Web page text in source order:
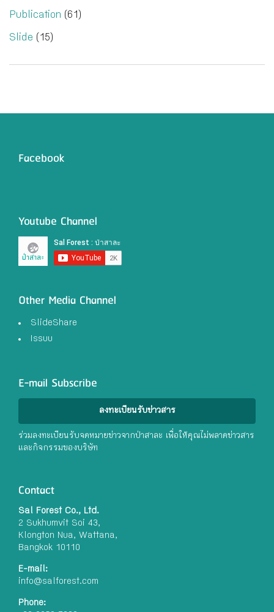
Publication (61)
Slide (15)
Facebook
Youtube Channel
Other Media Channel
SlideShare
Issuu
E-mail Subscribe
ลงทะเบียนรับข่าวสาร
ร่วมลงทะเบียนรับจดหมายข่าวจากป่าสาละ เพื่อให้คุณไม่พลาดข่าวสาร
และกิจกรรมของบริษัท
Contact
Sal Forest Co., Ltd.
2 Sukhumvit Soi 43,
Klongton Nua, Wattana,
Bangkok 10110
E-mail:
info@salforest.com
Phone: